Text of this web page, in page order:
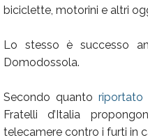
biciclette, motorini e altri
Lo stesso è successo
Domodossola.
Secondo quanto
Fratelli d’Italia
telecamere contro i furti in